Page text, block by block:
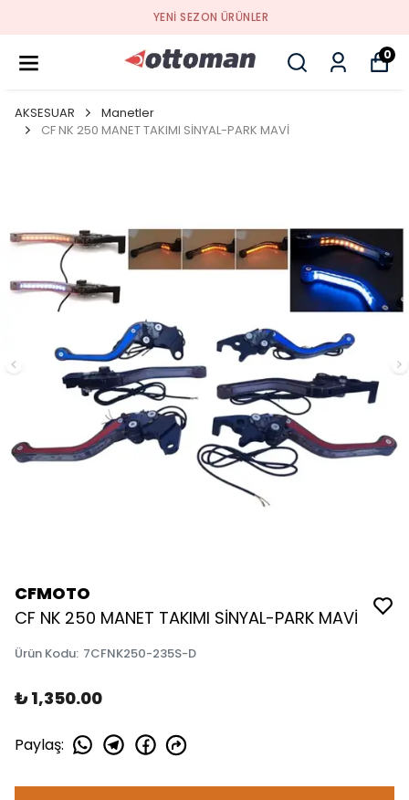
YENI SEZON ÜRÜNLER
0
AKSESUAR
Manetler
CF NK 250 MANET TAKIMI SİNYAL-PARK MAVİ
CFMOTO
CF NK 250 MANET TAKIMI SİNYAL-PARK MAVİ
Ürün Kodu: 7CFNK250-235S-D
₺ 1,350.00
Paylaş: